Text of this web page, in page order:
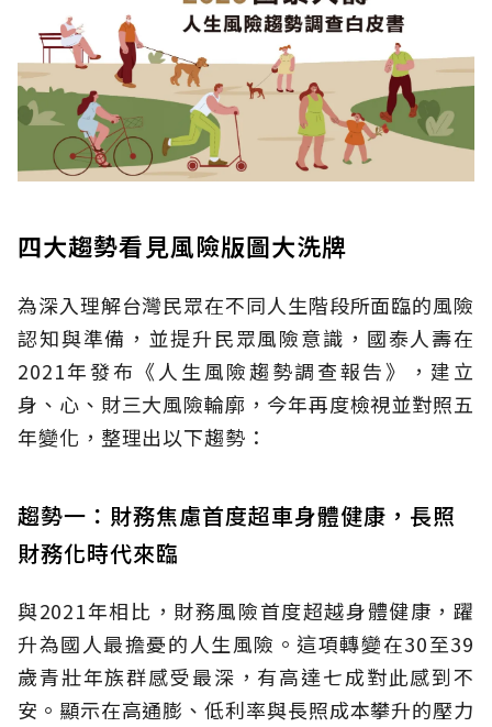
四大趨勢看見風險版圖大洗牌
為深入理解台灣民眾在不同人生階段所面臨的風險
認知與準備，並提升民眾風險意識，國泰人壽在
2021年發布《人生風險趨勢調查報告》，建立
身、心、財三大風險輪廓，今年再度檢視並對照五
年變化，整理出以下趨勢：
趨勢一：財務焦慮首度超車身體健康，長照
財務化時代來臨
與2021年相比，財務風險首度超越身體健康，躍
升為國人最擔憂的人生風險。這項轉變在30至39
歲青壯年族群感受最深，有高達七成對此感到不
安。顯示在高通膨、低利率與長照成本攀升的壓力